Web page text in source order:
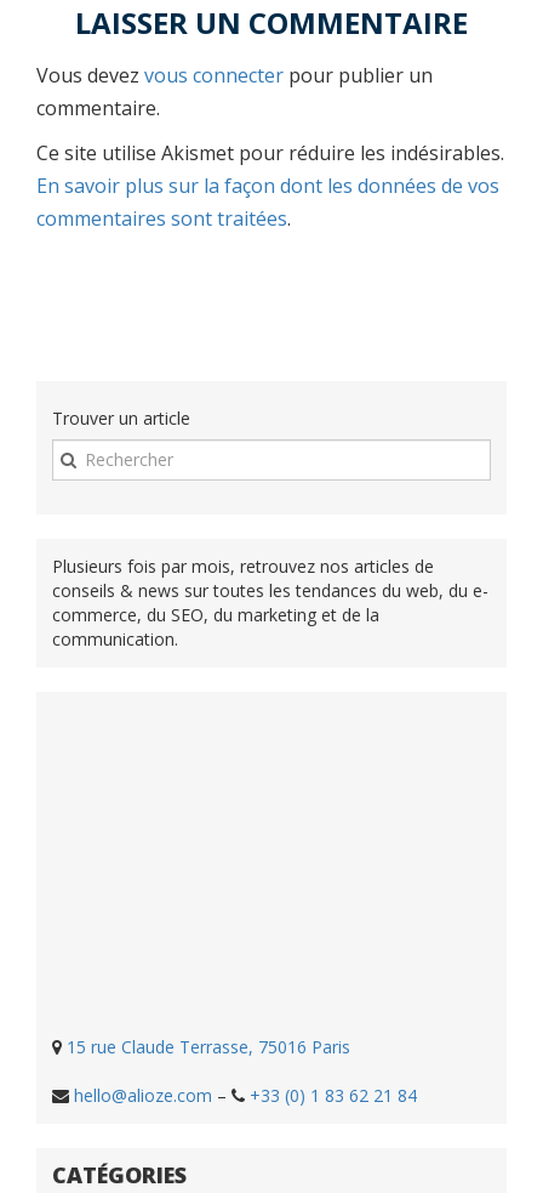
LAISSER UN COMMENTAIRE
Vous devez vous connecter pour publier un
commentaire.
Ce site utilise Akismet pour réduire les indésirables.
En savoir plus sur la façon dont les données de vos
commentaires sont traitées.
Trouver un article
Plusieurs fois par mois, retrouvez nos articles de
conseils & news sur toutes les tendances du web, du e-
commerce, du SEO, du marketing et de la
communication.
15 rue Claude Terrasse, 75016 Paris
hello@alioze.com – +33 (0) 1 83 62 21 84
CATÉGORIES